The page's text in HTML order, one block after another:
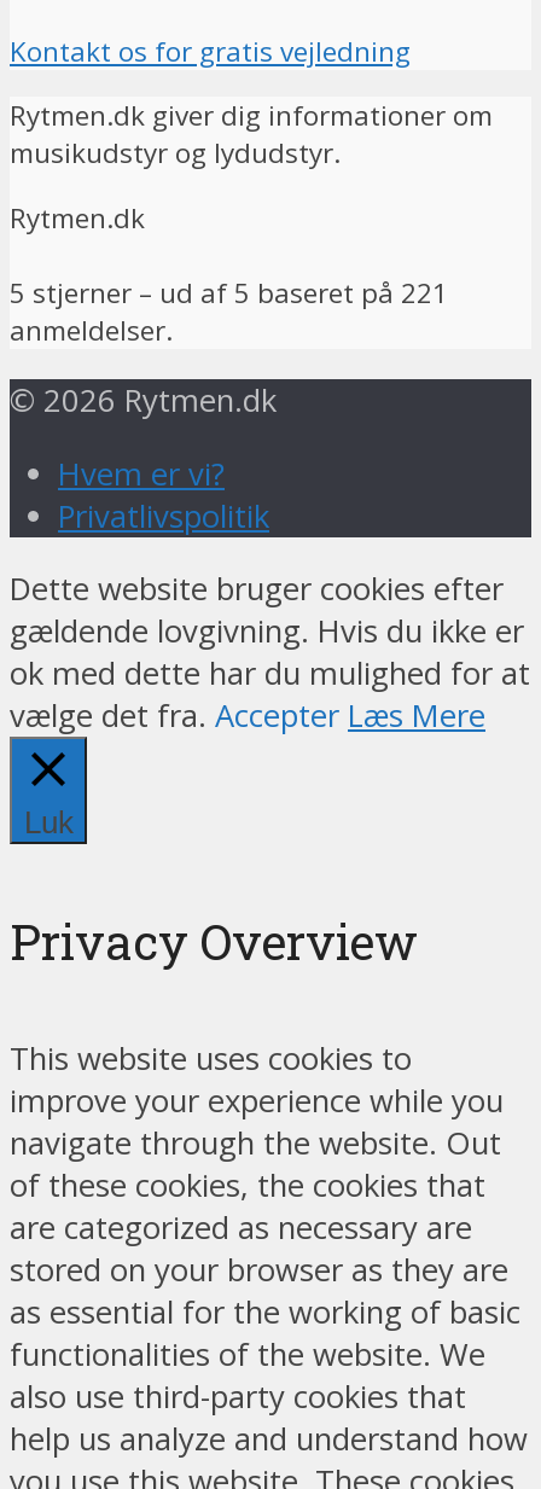
Kontakt os for gratis vejledning
Rytmen.dk giver dig informationer om
musikudstyr og lydudstyr.
Rytmen.dk
5 stjerner – ud af5 baseret på 221
anmeldelser.
© 2026 Rytmen.dk
Hvem er vi?
Privatlivspolitik
Dette website bruger cookies efter
gældende lovgivning. Hvis du ikke er
ok med dette har du mulighed for at
vælge det fra. Accepter Læs Mere
Luk
Privacy Overview
This website uses cookies to
improve your experience while you
navigate through the website. Out
of these cookies, the cookies that
are categorized as necessary are
stored on your browser as they are
as essential for the working of basic
functionalities of the website. We
also use third-party cookies that
help us analyze and understand how